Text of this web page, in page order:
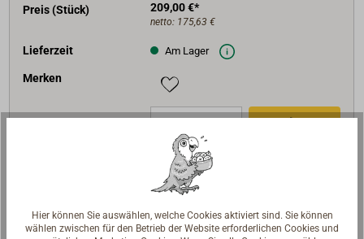
Preis (Stück)
209,00 €*
netto: 175,63 €
Lieferzeit Am Lager
Merken
L (mm)
600
Hier können Sie auswählen, welche Cookies aktiviert sind. Sie können
wählen zwischen für den Betrieb der Website erforderlichen Cookies und